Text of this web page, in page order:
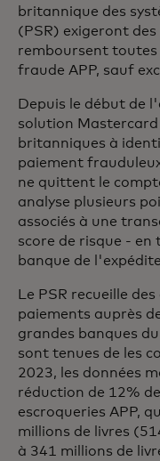
britannique des
(PSR) exigeront
remboursent toutes
fraude APP, sauf
Depuis le début de
solution Mastercard
britanniques à
paiement
ne quittent le
analyse plusieurs
associés à une
score de risque - en
banque de
Le PSR recueille
paiements auprès
grandes banques
sont tenues de les
2023, les données
réduction de 12%
escroqueries APP,
millions de livres
à 341 millions de